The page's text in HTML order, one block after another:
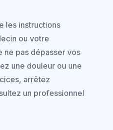
les instructions
ou votre
ne pas dépasser vos
une douleur ou une
arrêtez
un professionnel